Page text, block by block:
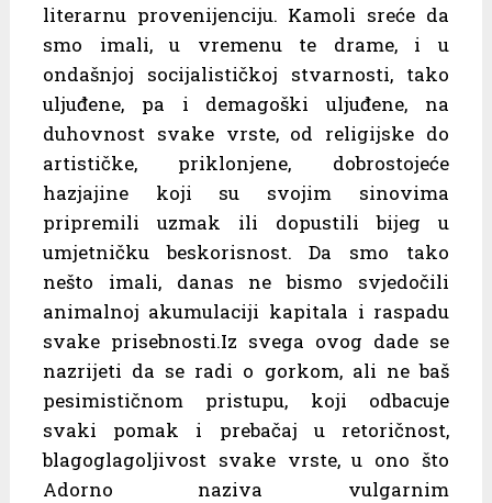
literarnu provenijenciju. Kamoli sreće da
smo imali, u vremenu te drame, i u
ondašnjoj socijalističkoj stvarnosti, tako
uljuđene, pa i demagoški uljuđene, na
duhovnost svake vrste, od religijske do
artističke, priklonjene, dobrostojeće
hazjajine koji su svojim sinovima
pripremili uzmak ili dopustili bijeg u
umjetničku beskorisnost. Da smo tako
nešto imali, danas ne bismo svjedočili
animalnoj akumulaciji kapitala i raspadu
svake prisebnosti.Iz svega ovog dade se
nazrijeti da se radi o gorkom, ali ne baš
pesimističnom pristupu, koji odbacuje
svaki pomak i prebačaj u retoričnost,
blagoglagoljivost svake vrste, u ono što
Adorno naziva vulgarnim